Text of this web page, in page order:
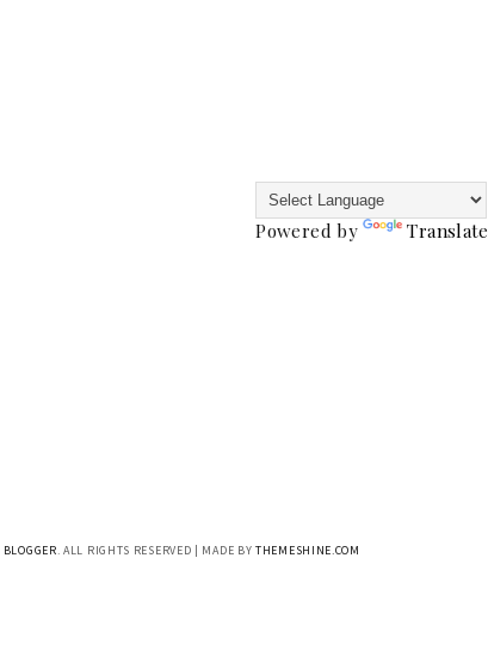
Powered by Translate
BLOGGER. ALL RIGHTS RESERVED | MADE BYTHEMESHINE.COM